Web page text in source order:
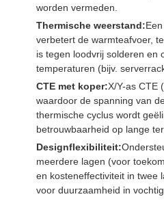
worden vermeden.
Thermische weerstand:
verbetert de warmteafvoer,
is tegen loodvrij solderen en
temperaturen (bijv.
CTE met koper:X/Y-as CTE
waardoor de spanning van
thermische cyclus wordt
betrouwbaarheid op lange
Designflexibiliteit:
meerdere lagen (voor
en kosteneffectiviteit in twee
voor duurzaamheid in